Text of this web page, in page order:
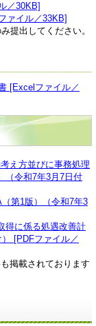
／30KB]
ァイル／33KB]
提出してください。
[Excelファイル／
え方並びに事務処理
（令和7年3月7日付
第1版）（令和7年3
得に係る処遇改善計
[PDFファイル／
掲載されております